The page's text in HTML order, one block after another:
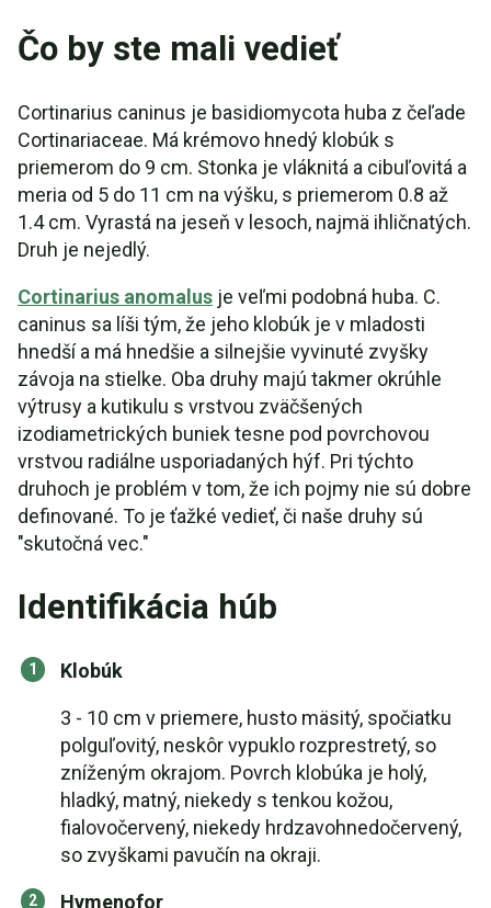
Čo by ste mali vedieť
Cortinarius caninus je basidiomycota huba z čeľade
Cortinariaceae. Má krémovo hnedý klobúk s
priemerom do 9 cm. Stonka je vláknitá a cibuľovitá a
meria od 5 do 11 cm na výšku, s priemerom 0.8 až
1.4 cm. Vyrastá na jeseň v lesoch, najmä ihličnatých.
Druh je nejedlý.
Cortinarius anomalus je veľmi podobná huba. C.
caninus sa líši tým, že jeho klobúk je v mladosti
hnedší a má hnedšie a silnejšie vyvinuté zvyšky
závoja na stielke. Oba druhy majú takmer okrúhle
výtrusy a kutikulu s vrstvou zväčšených
izodiametrických buniek tesne pod povrchovou
vrstvou radiálne usporiadaných hýf. Pri týchto
druhoch je problém v tom, že ich pojmy nie sú dobre
definované. To je ťažké vedieť, či naše druhy sú
"skutočná vec."
Identifikácia húb
Klobúk
3 - 10 cm v priemere, husto mäsitý, spočiatku
polguľovitý, neskôr vypuklo rozprestretý, so
zníženým okrajom. Povrch klobúka je holý,
hladký, matný, niekedy s tenkou kožou,
fialovočervený, niekedy hrdzavohnedočervený,
so zvyškami pavučín na okraji.
Hymenofor